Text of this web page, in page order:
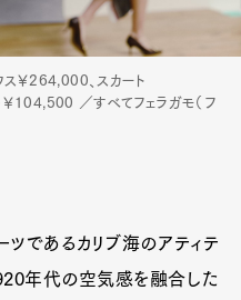
￥264,000、スカート
104,500 ／すべてフェラガモ（フ
ツであるカリブ海のアティテ
年代の空気感を融合した